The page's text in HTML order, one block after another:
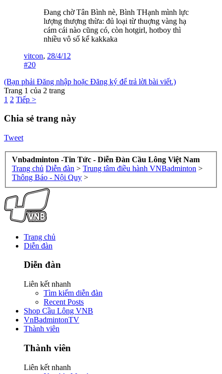
Đang chờ Tân Bình nè, Bình THạnh mình lực
lượng thượng thừa: đủ loại từ thuợng vàng hạ
cám cái nào cũng có, còn hotgirl, hotboy thì
nhiều vô số kể kakkaka
vitcon, 28/4/12
#20
(Bạn phải Đăng nhập hoặc Đăng ký để trả lời bài viết.)
Trang 1 của 2 trang
1 2 Tiếp >
Chia sẻ trang này
Tweet
Vnbadminton -Tin Tức - Diễn Đàn Cầu Lông Việt Nam
Trang chủ Diễn đàn > Trung tâm điều hành VNBadminton >
Thông Báo - Nội Quy >
Trang chủ
Diễn đàn
Diễn đàn
Liên kết nhanh
Tìm kiếm diễn đàn
Recent Posts
Shop Cầu Lông VNB
VnBadmintonTV
Thành viên
Thành viên
Liên kết nhanh